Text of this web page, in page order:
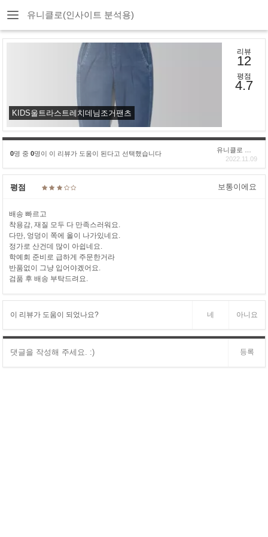
유니클로(인사이트 분석용)
KIDS울트라스트레치데님조거팬츠
리뷰
12
평점
4.7
0명 중 0명이 이 리뷰가 도움이 된다고 선택했습니다
2022.11.09
평점 보통이에요
배송 빠르고
착용감, 재질 모두 다 만족스러워요.
다만, 엉덩이 쪽에 올이 나가있네요.
정가로 산건데 많이 아쉽네요.
학예회 준비로 급하게 주문한거라
반품없이 그냥 입어야겠어요.
검품 후 배송 부탁드려요.
이 리뷰가 도움이 되었나요? 네 아니요
등록